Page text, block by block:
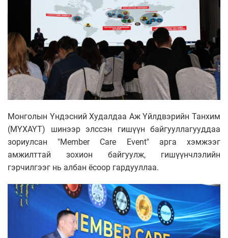
Монголын Үндэсний Худалдаа Аж Үйлдвэрийн Танхим
(МҮХАҮТ) шинээр элссэн гишүүн байгууллагууддаа
зориулсан "Member Care Event" арга хэмжээг
амжилттай зохион байгуулж, гишүүнчлэлийн
гэрчилгээг нь албан ёсоор гардууллаа.